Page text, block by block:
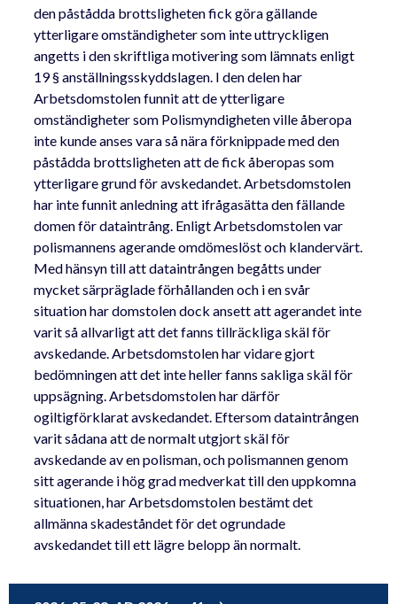
den påstådda brottsligheten fick göra gällande
ytterligare omständigheter som inte uttryckligen
angetts i den skriftliga motivering som lämnats enligt
19 § anställningsskyddslagen. I den delen har
Arbetsdomstolen funnit att de ytterligare
omständigheter som Polismyndigheten ville åberopa
inte kunde anses vara så nära förknippade med den
påstådda brottsligheten att de fick åberopas som
ytterligare grund för avskedandet. Arbetsdomstolen
har inte funnit anledning att ifrågasätta den fällande
domen för dataintrång. Enligt Arbetsdomstolen var
polismannens agerande omdömeslöst och klandervärt.
Med hänsyn till att dataintrången begåtts under
mycket särpräglade förhållanden och i en svår
situation har domstolen dock ansett att agerandet inte
varit så allvarligt att det fanns tillräckliga skäl för
avskedande. Arbetsdomstolen har vidare gjort
bedömningen att det inte heller fanns sakliga skäl för
uppsägning. Arbetsdomstolen har därför
ogiltigförklarat avskedandet. Eftersom dataintrången
varit sådana att de normalt utgjort skäl för
avskedande av en polisman, och polismannen genom
sitt agerande i hög grad medverkat till den uppkomna
situationen, har Arbetsdomstolen bestämt det
allmänna skadeståndet för det ogrundade
avskedandet till ett lägre belopp än normalt.